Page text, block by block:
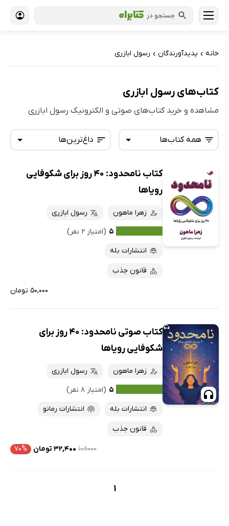
جستجو در
خانه › پدیدآورندگان › رسول ابازری
کتاب‌های رسول ابازری
مشاهده و خرید کتاب‌های صوتی و الکترونیک رسول ابازری
داغ‌ترین‌ها
تازه‌ها
پرفروش‌ها
پربحث‌ها
همه کتاب‌ها
همه کتاب‌ها
کتاب‌های صوتی
کتاب‌های متنی
کتاب نامحدود: 40 روز برای شکوفایی
رویاها
زهرا ماهون
رسول ابازری
۵ (امتیاز ۲ نفر)
انتشارات بله
قانون جذب
۵۰,۰۰۰ تومان
کتاب صوتی نامحدود: 40 روز برای
شکوفایی رویاها
زهرا ماهون
رسول ابازری
۵ (امتیاز ۸ نفر)
انتشارات بله
انتشارات رمانو
قانون جذب
۱۰۸۰۰۰ ۳۲,۴۰۰ تومان ۷۰%
1